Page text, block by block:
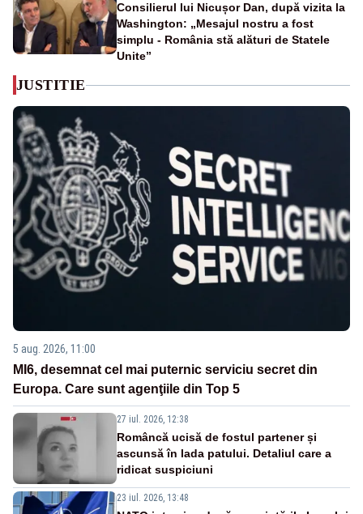
Consilierul lui Nicușor Dan, după vizita la
Washington: „Mesajul nostru a fost
simplu - România stă alături de Statele
Unite”
JUSTITIE
5 aug. 2026, 11:00
MI6, desemnat cel mai puternic serviciu secret din
Europa. Care sunt agenţiile din Top 5
27 iul. 2026, 12:38
Româncă ucisă de fostul partener și
ascunsă în lada patului. Detaliul care a
ridicat suspiciuni
23 iul. 2026, 13:48